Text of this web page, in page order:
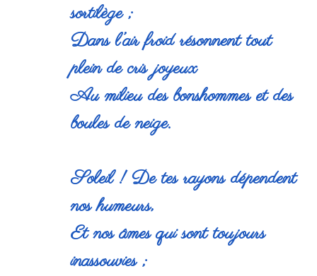
sortilège ;
Dans l’air froid résonnent tout
plein de cris joyeux
Au milieu des bonshommes et des
boules de neige.
Soleil ! De tes rayons dépendent
nos humeurs,
Et nos âmes qui sont toujours
inassouvies ;